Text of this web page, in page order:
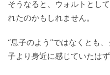
そうなると、ウォルトとし
れたのかもしれません。
“息子のよう”ではなくとも
子より身近に感じていたはず